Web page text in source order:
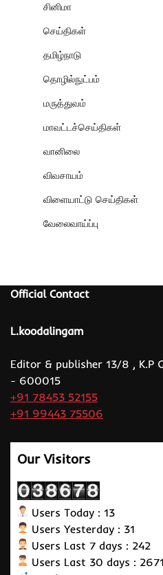
சினிமா
செய்திகள்
தமிழ்நாடு
தொழில்நுட்பம்
மருத்துவம்
மாவட்டச்செய்திகள்
வானிலை
விவசாயம்
விளையாட்டு செய்திகள்
வேலைவாய்ப்பு
Official Contact
L.koodalingam
Editor & publisher 13/8 , K.P
- 600015
+91 78453 52155
+91 99443 75506
Our Visitors
Users Today : 13
Users Yesterday : 31
Users Last 7 days : 242
Users Last 30 days : 2671